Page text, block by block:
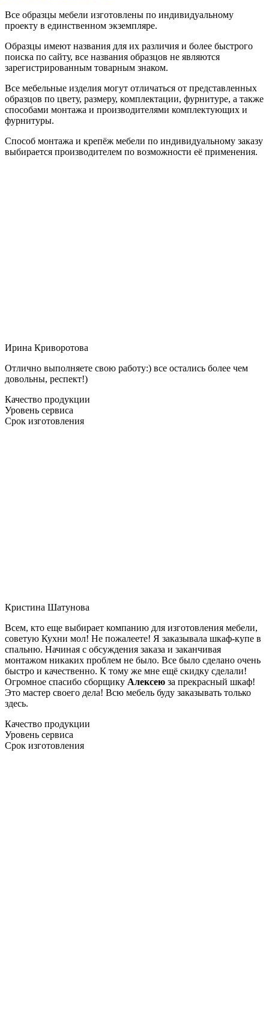
Все образцы мебели изготовлены по индивидуальному
проекту в единственном экземпляре.
Образцы имеют названия для их различия и более быстрого
поиска по сайту, все названия образцов не являются
зарегистрированным товарным знаком.
Все мебельные изделия могут отличаться от представленных
образцов по цвету, размеру, комплектации, фурнитуре, а также
способами монтажа и производителями комплектующих и
фурнитуры.
Способ монтажа и крепёж мебели по индивидуальному заказу
выбирается производителем по возможности её применения.
Ирина Криворотова
Отлично выполняете свою работу:) все остались более чем
довольны, респект!)
Качество продукции
Уровень сервиса
Срок изготовления
Кристина Шатунова
Всем, кто еще выбирает компанию для изготовления мебели,
советую Кухни мол! Не пожалеете! Я заказывала шкаф-купе в
спальню. Начиная с обсуждения заказа и заканчивая
монтажом никаких проблем не было. Все было сделано очень
быстро и качественно. К тому же мне ещё скидку сделали!
Огромное спасибо сборщику Алексею за прекрасный шкаф!
Это мастер своего дела! Всю мебель буду заказывать только
здесь.
Качество продукции
Уровень сервиса
Срок изготовления